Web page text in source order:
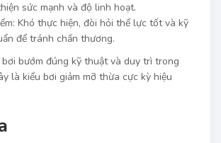
sức mạnh và độ linh hoạt.
Khó thực hiện, đòi hỏi thể lực tốt và kỹ
để tránh chấn thương.
bướm đúng kỹ thuật và duy trì trong
là kiểu bơi giảm mỡ thừa cực kỳ hiệu